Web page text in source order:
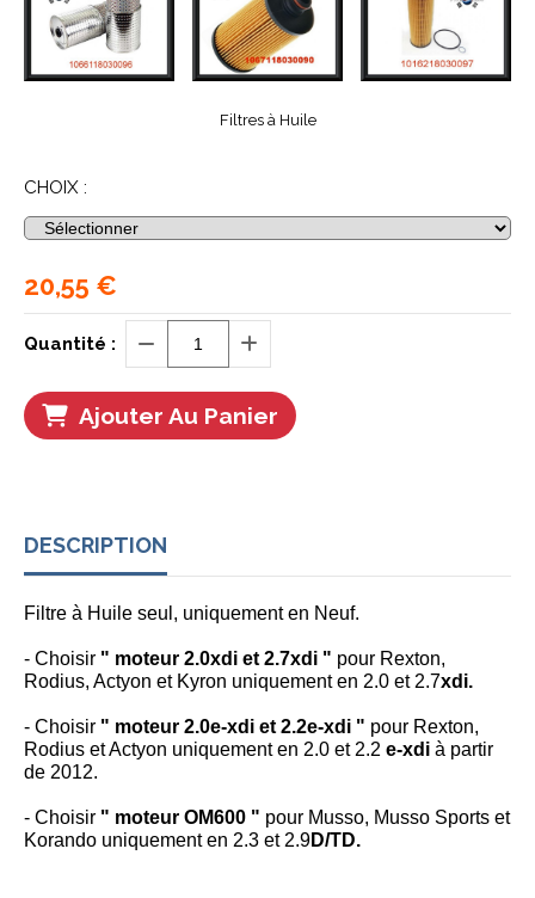
Filtres à Huile
CHOIX :
20,55 €
Quantité :
Ajouter Au Panier
DESCRIPTION
Filtre à Huile seul, uniquement en Neuf.
- Choisir " moteur 2.0xdi et 2.7xdi " pour Rexton,
Rodius, Actyon et Kyron uniquement en 2.0 et 2.7xdi.
- Choisir " moteur 2.0e-xdi et 2.2e-xdi " pour Rexton,
Rodius et Actyon uniquement en 2.0 et 2.2 e-xdi à partir
de 2012.
- Choisir " moteur OM600 " pour Musso, Musso Sports et
Korando uniquement en 2.3 et 2.9D/TD.